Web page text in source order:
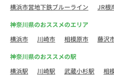
横浜市営地下鉄ブルーライン
JR根
神奈川県のおススメのエリア
横浜市
川崎市 相模原市 藤沢
神奈川県のおススメの駅
横浜駅
川崎駅 武蔵小杉駅 相